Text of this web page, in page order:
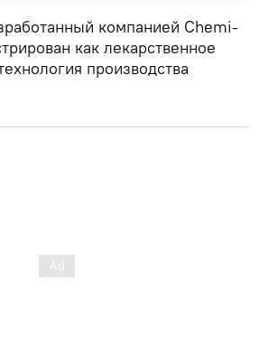
компанией Chemi-
как лекарственное
производства